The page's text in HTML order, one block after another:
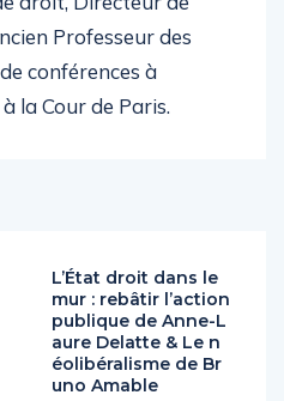
droit, Directeur de
Professeur des
conférences à
L’État droit dans le
mur : rebâtir l’action
publique de Anne-L
aure Delatte & Le n
éolibéralisme de Br